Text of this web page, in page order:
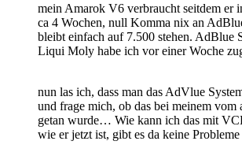
mein Amarok V6 verbraucht seitdem er
ca 4 Wochen, null Komma nix an
bleibt einfach auf 7.500 stehen. AdBlue
Liqui Moly habe ich vor einer Woche
nun las ich, dass man das AdVlue
und frage mich, ob das bei meinem vom
getan wurde… Wie kann ich das mit
wie er jetzt ist, gibt es da keine